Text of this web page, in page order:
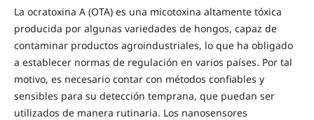
La ocratoxina A (OTA) es una micotoxina altamente tóxica
producida por algunas variedades de hongos, capaz de
contaminar productos agroindustriales, lo que ha obligado
a establecer normas de regulación en varios países. Por tal
motivo, es necesario contar con métodos confiables y
sensibles para su detección temprana, que puedan ser
utilizados de manera rutinaria. Los nanosensores